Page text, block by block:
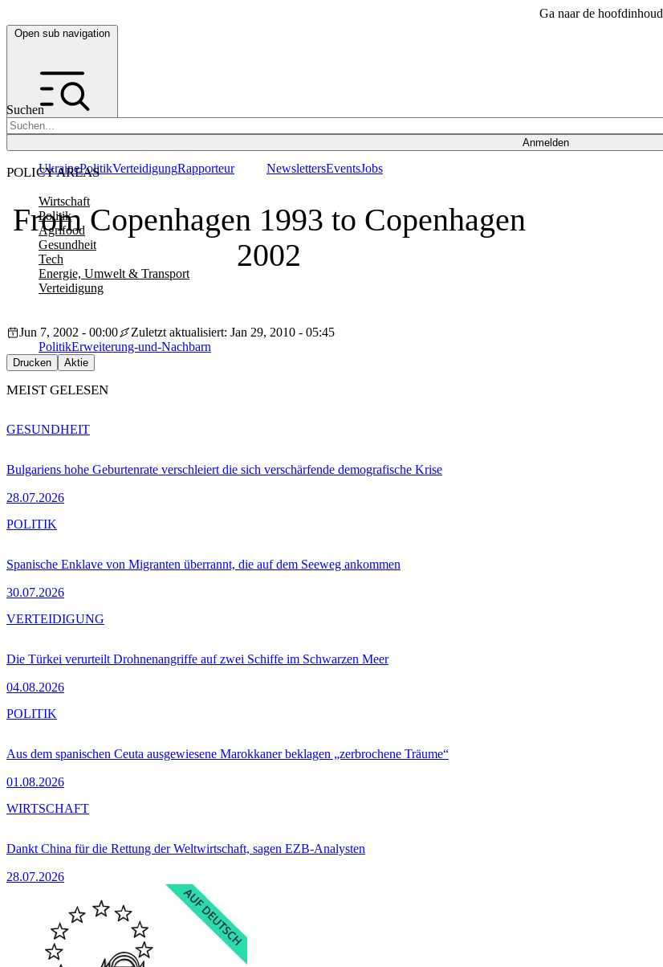
Ga naar de hoofdinhoud
Open sub navigation
Suchen
Anmelden
POLICY AREAS
Wirtschaft
Politik
Agrifood
Gesundheit
Tech
Energie, Umwelt & Transport
Verteidigung
UkrainePolitikVerteidigungRapporteur NewslettersEventsJobs
From Copenhagen 1993 to Copenhagen
2002
Jun 7, 2002 - 00:00
Zuletzt aktualisiert: Jan 29, 2010 - 05:45
PolitikErweiterung-und-Nachbarn
Drucken Aktie
MEIST GELESEN
Bulgariens hohe Geburtenrate verschleiert die sich verschärfende demografische Krise
28.07.2026
GESUNDHEIT
Spanische Enklave von Migranten überrannt, die auf dem Seeweg ankommen
30.07.2026
POLITIK
Die Türkei verurteilt Drohnenangriffe auf zwei Schiffe im Schwarzen Meer
04.08.2026
VERTEIDIGUNG
Aus dem spanischen Ceuta ausgewiesene Marokkaner beklagen „zerbrochene Träume“
01.08.2026
POLITIK
Dankt China für die Rettung der Weltwirtschaft, sagen EZB-Analysten
28.07.2026
WIRTSCHAFT